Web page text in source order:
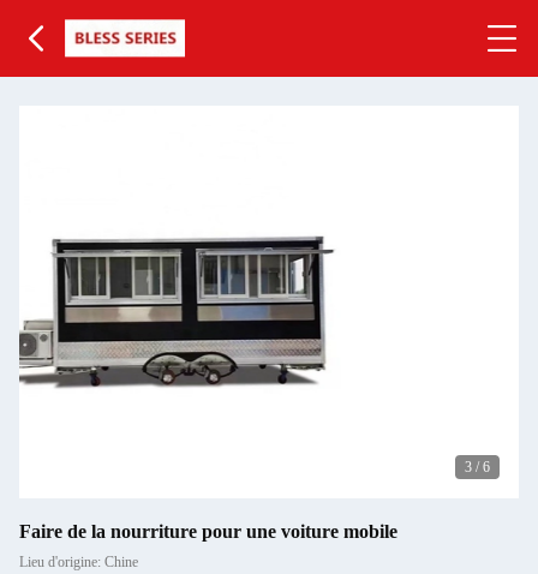
3 / 6
Faire de la nourriture pour une voiture mobile
Lieu d'origine: Chine